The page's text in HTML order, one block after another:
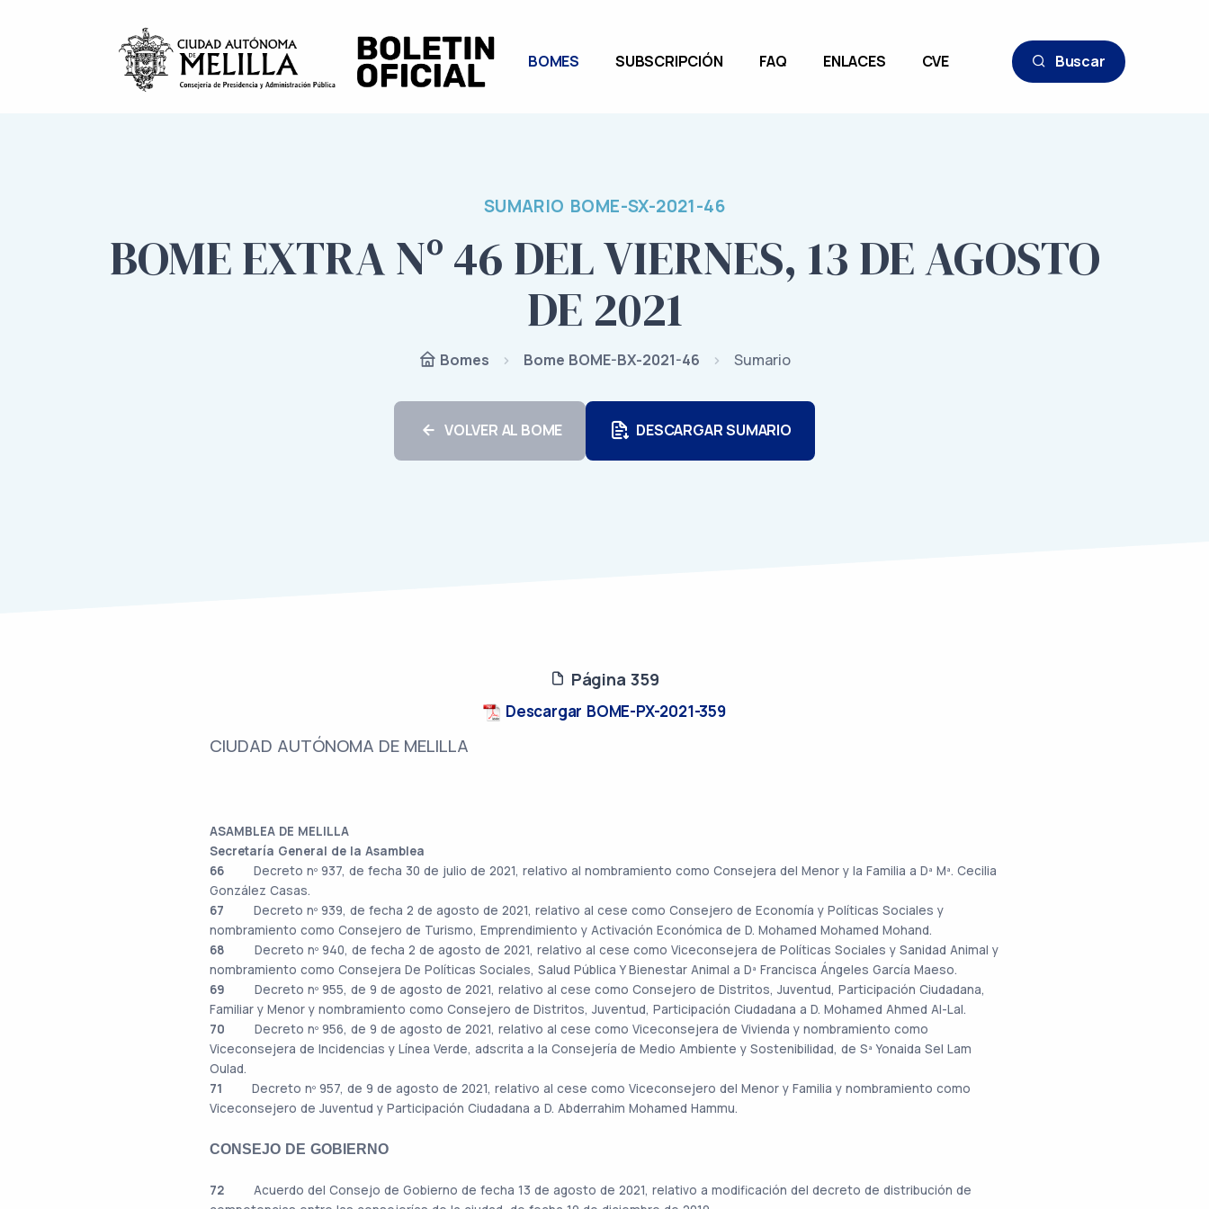
BOMES SUBSCRIPCIÓN FAQ ENLACES CVE Buscar
SUMARIO BOME-SX-2021-46
BOME EXTRA Nº 46 DEL VIERNES, 13 DE AGOSTO
DE 2021
Bomes Bome BOME-BX-2021-46 Sumario
VOLVER AL BOME DESCARGAR SUMARIO
Página 359
Descargar BOME-PX-2021-359
CIUDAD AUTÓNOMA DE MELILLA
ASAMBLEA DE MELILLA
Secretaría General de la Asamblea
66
Decreto nº 937, de fecha 30 de julio de 2021, relativo al nombramiento como Consejera del Menor y la Familia a Dª Mª. Cecilia
González Casas.
67
Decreto nº 939, de fecha 2 de agosto de 2021, relativo al cese como Consejero de Economía y Políticas Sociales y
nombramiento como Consejero de Turismo, Emprendimiento y Activación Económica de D. Mohamed Mohamed Mohand.
68
Decreto nº 940, de fecha 2 de agosto de 2021, relativo al cese como Viceconsejera de Políticas Sociales y Sanidad Animal y
nombramiento como Consejera De Políticas Sociales, Salud Pública Y Bienestar Animal a Dª Francisca Ángeles García Maeso.
69
Decreto nº 955, de 9 de agosto de 2021, relativo al cese como Consejero de Distritos, Juventud, Participación Ciudadana,
Familiar y Menor y nombramiento como Consejero de Distritos, Juventud, Participación Ciudadana a D. Mohamed Ahmed Al-Lal.
70
Decreto nº 956, de 9 de agosto de 2021, relativo al cese como Viceconsejera de Vivienda y nombramiento como
Viceconsejera de Incidencias y Línea Verde, adscrita a la Consejería de Medio Ambiente y Sostenibilidad, de Sª Yonaida Sel Lam
Oulad.
71
Decreto nº 957, de 9 de agosto de 2021, relativo al cese como Viceconsejero del Menor y Familia y nombramiento como
Viceconsejero de Juventud y Participación Ciudadana a D. Abderrahim Mohamed Hammu.
CONSEJO DE GOBIERNO
72
Acuerdo del Consejo de Gobierno de fecha 13 de agosto de 2021, relativo a modificación del decreto de distribución de